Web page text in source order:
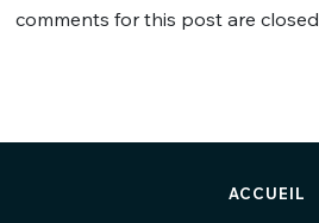
comments for this post are closed
ACCUEIL